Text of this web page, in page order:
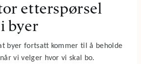
etterspørsel
byer
byer fortsatt kommer til å beholde
vi velger hvor vi skal bo.